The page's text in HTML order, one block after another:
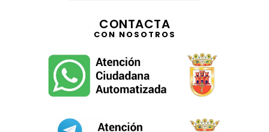
CONTACTA
CON NOSOTROS